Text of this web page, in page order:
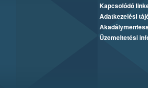
Kapcsolódó
Adatkezelési
Üzemeltetési